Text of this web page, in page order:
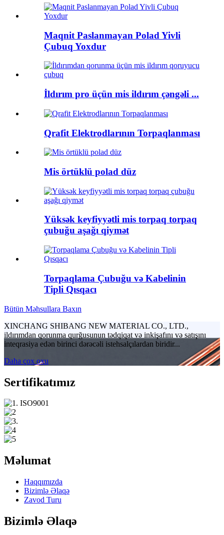
Maqnit Paslanmayan Polad Yivli
Çubuq Yoxdur
İldırım pro üçün mis ildırım çəngəli ...
Qrafit Elektrodlarının Torpaqlanması
Mis örtüklü polad düz
Yüksək keyfiyyətli mis torpaq torpaq
çubuğu aşağı qiymət
Torpaqlama Çubuğu və Kabelinin
Tipli Qısqacı
Bütün Məhsullara Baxın
XINCHANG SHIBANG NEW MATERIAL CO., LTD.,
ildırımdan qorunma qurğusunun tədqiqat və inkişafını və satışını
inteqrasiya edən birinci dərəcəli istehsalçılardan biridir...
Daha çox oxu
Sertifikatımız
Məlumat
Haqqımızda
Bizimlə Əlaqə
Zavod Turu
Bizimlə Əlaqə